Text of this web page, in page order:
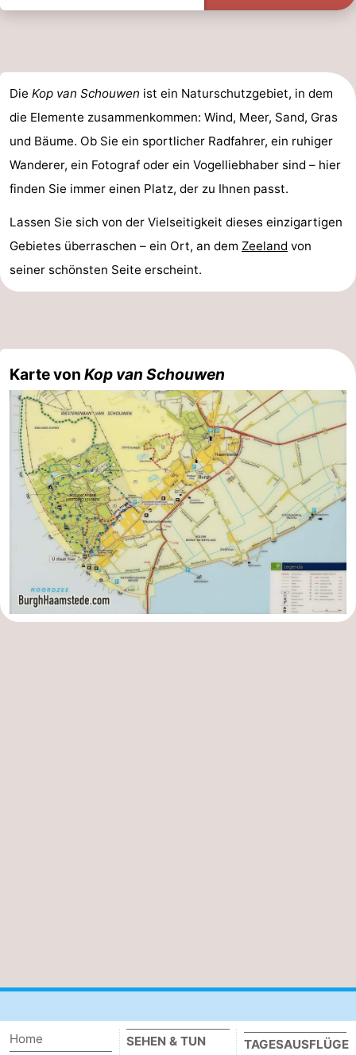
Die Kop van Schouwen ist ein Naturschutzgebiet, in dem
die Elemente zusammenkommen: Wind, Meer, Sand, Gras
und Bäume. Ob Sie ein sportlicher Radfahrer, ein ruhiger
Wanderer, ein Fotograf oder ein Vogelliebhaber sind – hier
finden Sie immer einen Platz, der zu Ihnen passt.
Lassen Sie sich von der Vielseitigkeit dieses einzigartigen
Gebietes überraschen – ein Ort, an dem Zeeland von
seiner schönsten Seite erscheint.
Karte von Kop van Schouwen
Home
SEHEN & TUN
TAGESAUSFLÜGE